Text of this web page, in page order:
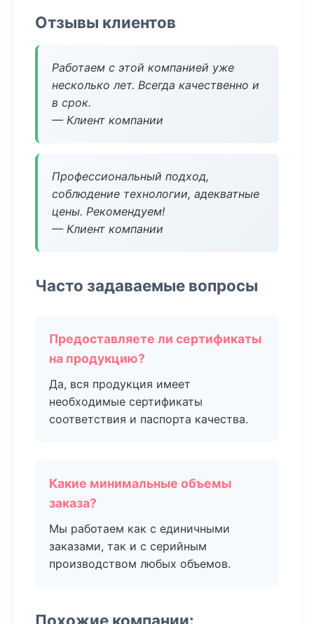
Отзывы клиентов
Работаем с этой компанией уже
несколько лет. Всегда качественно и
в срок.
— Клиент компании
Профессиональный подход,
соблюдение технологии, адекватные
цены. Рекомендуем!
— Клиент компании
Часто задаваемые вопросы
Предоставляете ли сертификаты
на продукцию?
Да, вся продукция имеет
необходимые сертификаты
соответствия и паспорта качества.
Какие минимальные объемы
заказа?
Мы работаем как с единичными
заказами, так и с серийным
производством любых объемов.
Похожие компании: